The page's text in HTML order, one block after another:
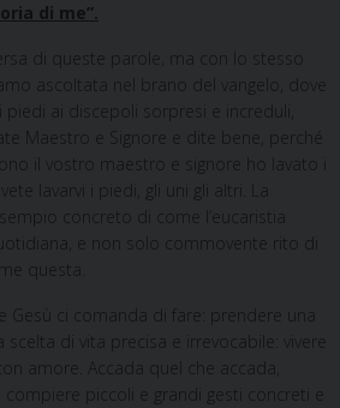
di me”.
di queste parole, ma con lo stesso
ascoltata nel brano del vangelo, dove
piedi ai discepoli sorpresi e increduli,
Maestro e Signore e dite bene, perché
il vostro maestro e signore ho lavato i
lavarvi i piedi, gli uni gli altri. La
concreto di come l’eucaristia
e non solo commovente rito di
questa.
Gesù ci comanda di fare: prendere una
di vita precisa e irrevocabile: vivere
amore. Accada quel che accada,
piccoli e grandi gesti concreti e